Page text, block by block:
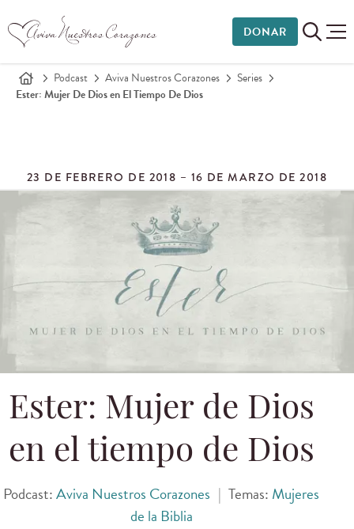
DONAR
Podcast Aviva Nuestros Corazones
Series
Ester: Mujer De Dios en El Tiempo De Dios
23 DE FEBRERO DE 2018 – 16 DE MARZO DE 2018
Ester: Mujer de Dios
en el tiempo de Dios
Podcast:Aviva Nuestros Corazones | Temas: Mujeres
de la Biblia